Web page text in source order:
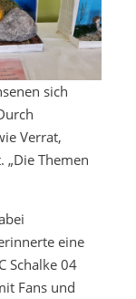
sich
Verrat,
Themen
eine
Schalke 04
Fans und